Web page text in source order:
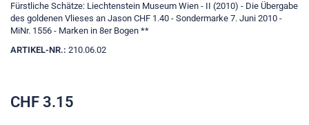
Fürstliche Schätze: Liechtenstein Museum Wien - II (2010) - Die Übergabe
des goldenen Vlieses an Jason CHF 1.40 - Sondermarke 7. Juni 2010 -
MiNr. 1556 - Marken in 8er Bogen **
ARTIKEL-NR.: 210.06.02
CHF 3.15